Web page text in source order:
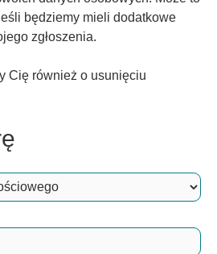
będziemy mieli dodatkowe
zgłoszenia.
Cię również o usunięciu